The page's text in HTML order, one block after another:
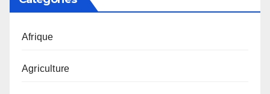
Afrique
Agriculture